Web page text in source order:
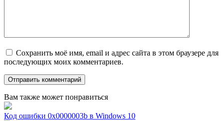
Сохранить моё имя, email и адрес сайта в этом браузере для
последующих моих комментариев.
Вам также может понравиться
Код ошибки 0x0000003b в Windows 10